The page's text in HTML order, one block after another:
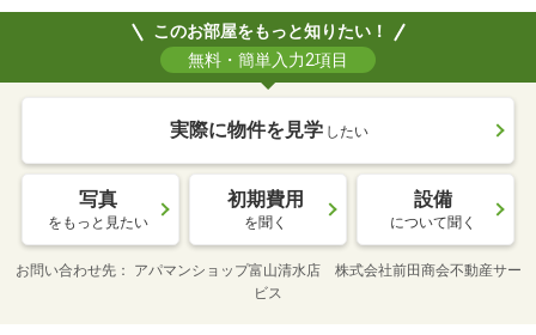
このお部屋をもっと知りたい！
無料・簡単入力2項目
実際に物件を見学 したい
写真
をもっと見たい
初期費用
を聞く
設備
について聞く
お問い合わせ先
アパマンショップ富山清水店 株式会社前田商会不動産サー
ビス